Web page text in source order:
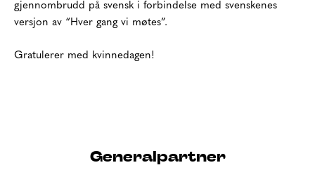
gjennombrudd på svensk i forbindelse med svenskenes
versjon av “Hver gang vi møtes”.
Gratulerer med kvinnedagen!
Generalpartner